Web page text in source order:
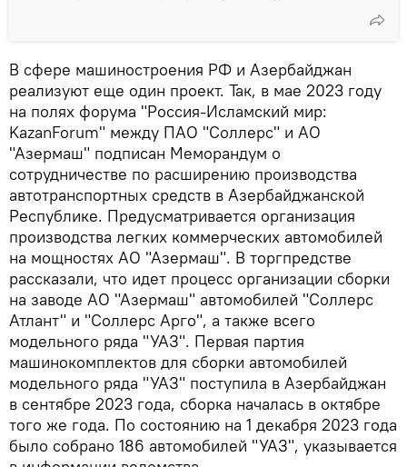
В сфере машиностроения РФ и Азербайджан
реализуют еще один проект. Так, в мае 2023 году
на полях форума "Россия-Исламский мир:
KazanForum" между ПАО "Соллерс" и АО
"Азермаш" подписан Меморандум о
сотрудничестве по расширению производства
автотранспортных средств в Азербайджанской
Республике. Предусматривается организация
производства легких коммерческих автомобилей
на мощностях АО "Азермаш". В торгпредстве
рассказали, что идет процесс организации сборки
на заводе АО "Азермаш" автомобилей "Соллерс
Атлант" и "Соллерс Арго", а также всего
модельного ряда "УАЗ". Первая партия
машинокомплектов для сборки автомобилей
модельного ряда "УАЗ" поступила в Азербайджан
в сентябре 2023 года, сборка началась в октябре
того же года. По состоянию на 1 декабря 2023 года
было собрано 186 автомобилей "УАЗ", указывается